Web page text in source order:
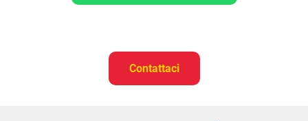
Contattaci